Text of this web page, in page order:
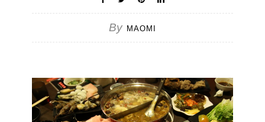
By MAOMI